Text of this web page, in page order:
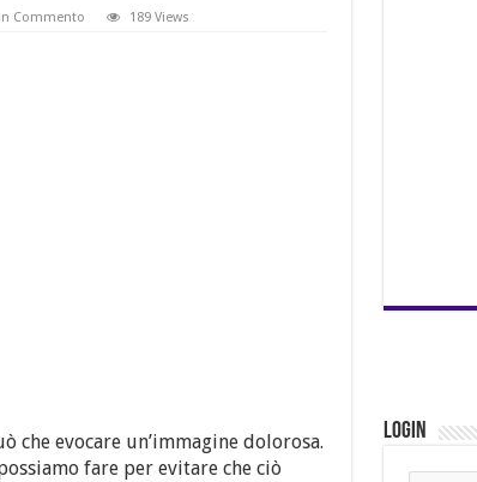
Commento 189 Views
che evocare un’immagine dolorosa.
fare per evitare che ciò
Login